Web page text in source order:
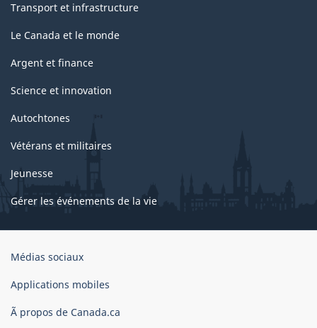
Transport et infrastructure
Le Canada et le monde
Argent et finance
Science et innovation
Autochtones
Vétérans et militaires
Jeunesse
Gérer les événements de la vie
Organisation
gouvernement
Canada
Médias sociaux
Applications mobiles
Ã propos de Canada.ca